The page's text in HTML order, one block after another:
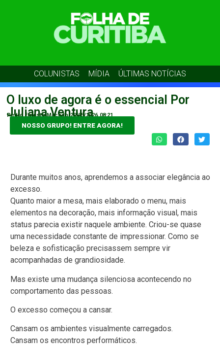
COLUNISTAS MÍDIA ÚLTIMAS NOTÍCIAS
O luxo de agora é o essencial Por
Juliana Ventura
Pedro Ernesto Macedo 29/05/2026 08:21
NOSSO GRUPO! ENTRE AGORA!
Durante muitos anos, aprendemos a associar elegância ao
excesso.
Quanto maior a mesa, mais elaborado o menu, mais
elementos na decoração, mais informação visual, mais
status parecia existir naquele ambiente. Criou-se quase
uma necessidade constante de impressionar. Como se
beleza e sofisticação precisassem sempre vir
acompanhadas de grandiosidade.
Mas existe uma mudança silenciosa acontecendo no
comportamento das pessoas.
O excesso começou a cansar.
Cansam os ambientes visualmente carregados.
Cansam os encontros performáticos.